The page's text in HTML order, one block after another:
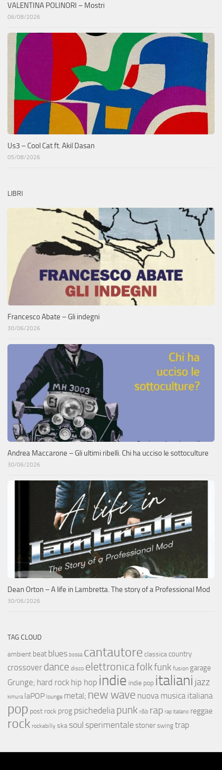
VALENTINA POLINORI – Mostri
06/08/2026
Us3 – Cool Cat ft. Akil Dasan
05/08/2026
LIBRI
Francesco Abate – Gli indegni
30/06/2026
Andrea Maccarone – Gli ultimi ribelli. Chi ha ucciso le sottoculture
30/06/2026
Dean Orton – A life in Lambretta. The story of a Professional Mod
30/06/2026
TAG CLOUD
ambient beat blues bossa cantautore classica country
crossover dance disco elettronicafolkfunk fusion garage
Grunge; hard rock hip hop indie indie pop italiani jazz
kimura laPOP lounge metal; new wave nuova musica italiana
pop post rock prog psichedeliapunk r&b rap rap italiano reggae
rock rockabilly ska soul sperimentale stoner swing trap